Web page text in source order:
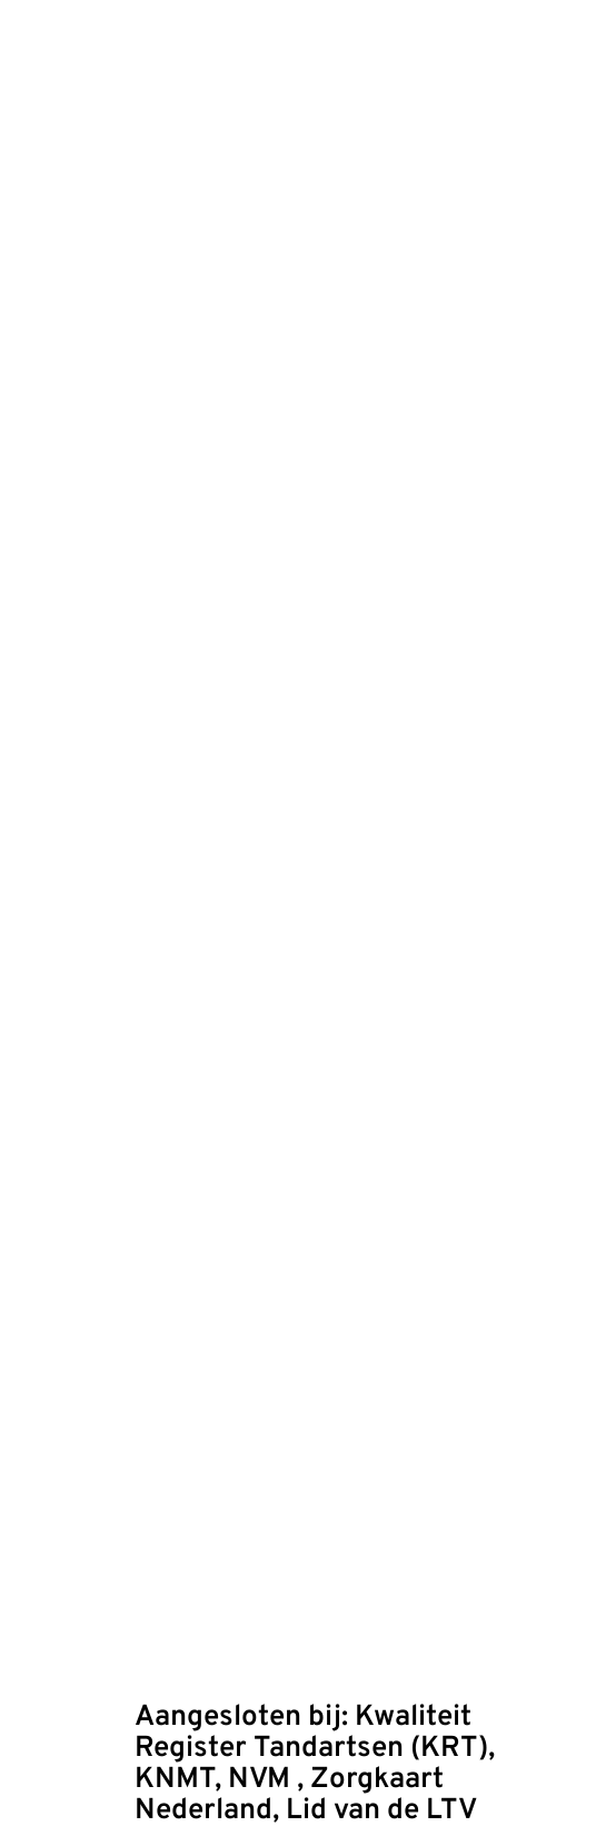
Aangesloten bij: Kwaliteit
Register Tandartsen (KRT),
KNMT, NVM , Zorgkaart
Nederland, Lid van de LTV